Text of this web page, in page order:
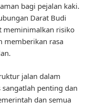
bagi pejalan kaki.
Darat Budi
meminimalkan risiko
memberikan rasa
jalan dalam
penting dan
dan semua